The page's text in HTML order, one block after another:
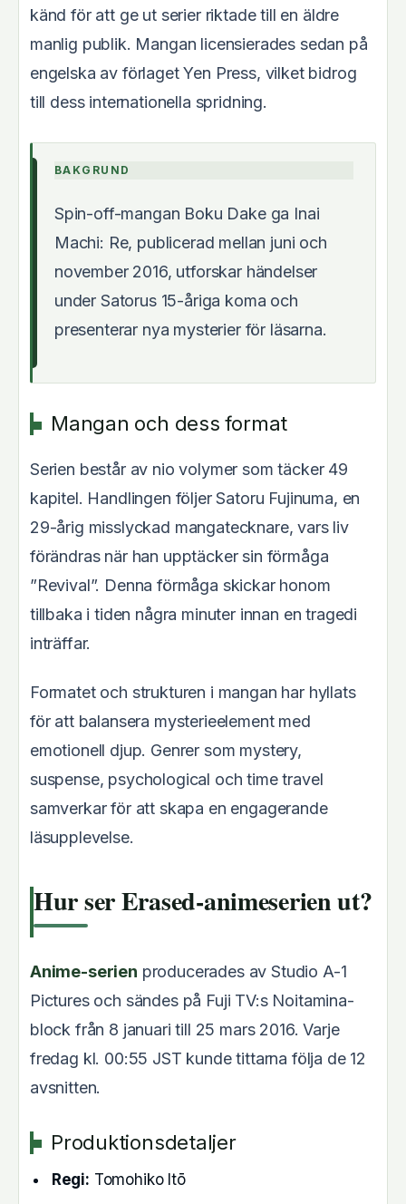
känd för att ge ut serier riktade till en äldre
manlig publik. Mangan licensierades sedan på
engelska av förlaget Yen Press, vilket bidrog
till dess internationella spridning.
BAKGRUND
Spin-off-mangan Boku Dake ga Inai
Machi: Re, publicerad mellan juni och
november 2016, utforskar händelser
under Satorus 15-åriga koma och
presenterar nya mysterier för läsarna.
Mangan och dess format
Serien består av nio volymer som täcker 49
kapitel. Handlingen följer Satoru Fujinuma, en
29-årig misslyckad mangatecknare, vars liv
förändras när han upptäcker sin förmåga
”Revival”. Denna förmåga skickar honom
tillbaka i tiden några minuter innan en tragedi
inträffar.
Formatet och strukturen i mangan har hyllats
för att balansera mysterieelement med
emotionell djup. Genrer som mystery,
suspense, psychological och time travel
samverkar för att skapa en engagerande
läsupplevelse.
Hur ser Erased-animeserien ut?
Anime-serien producerades av Studio A-1
Pictures och sändes på Fuji TV:s Noitamina-
block från 8 januari till 25 mars 2016. Varje
fredag kl. 00:55 JST kunde tittarna följa de 12
avsnitten.
Produktionsdetaljer
Regi: Tomohiko Itō